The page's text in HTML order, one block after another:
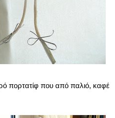
πορτατίφ που από παλιό, καφέ